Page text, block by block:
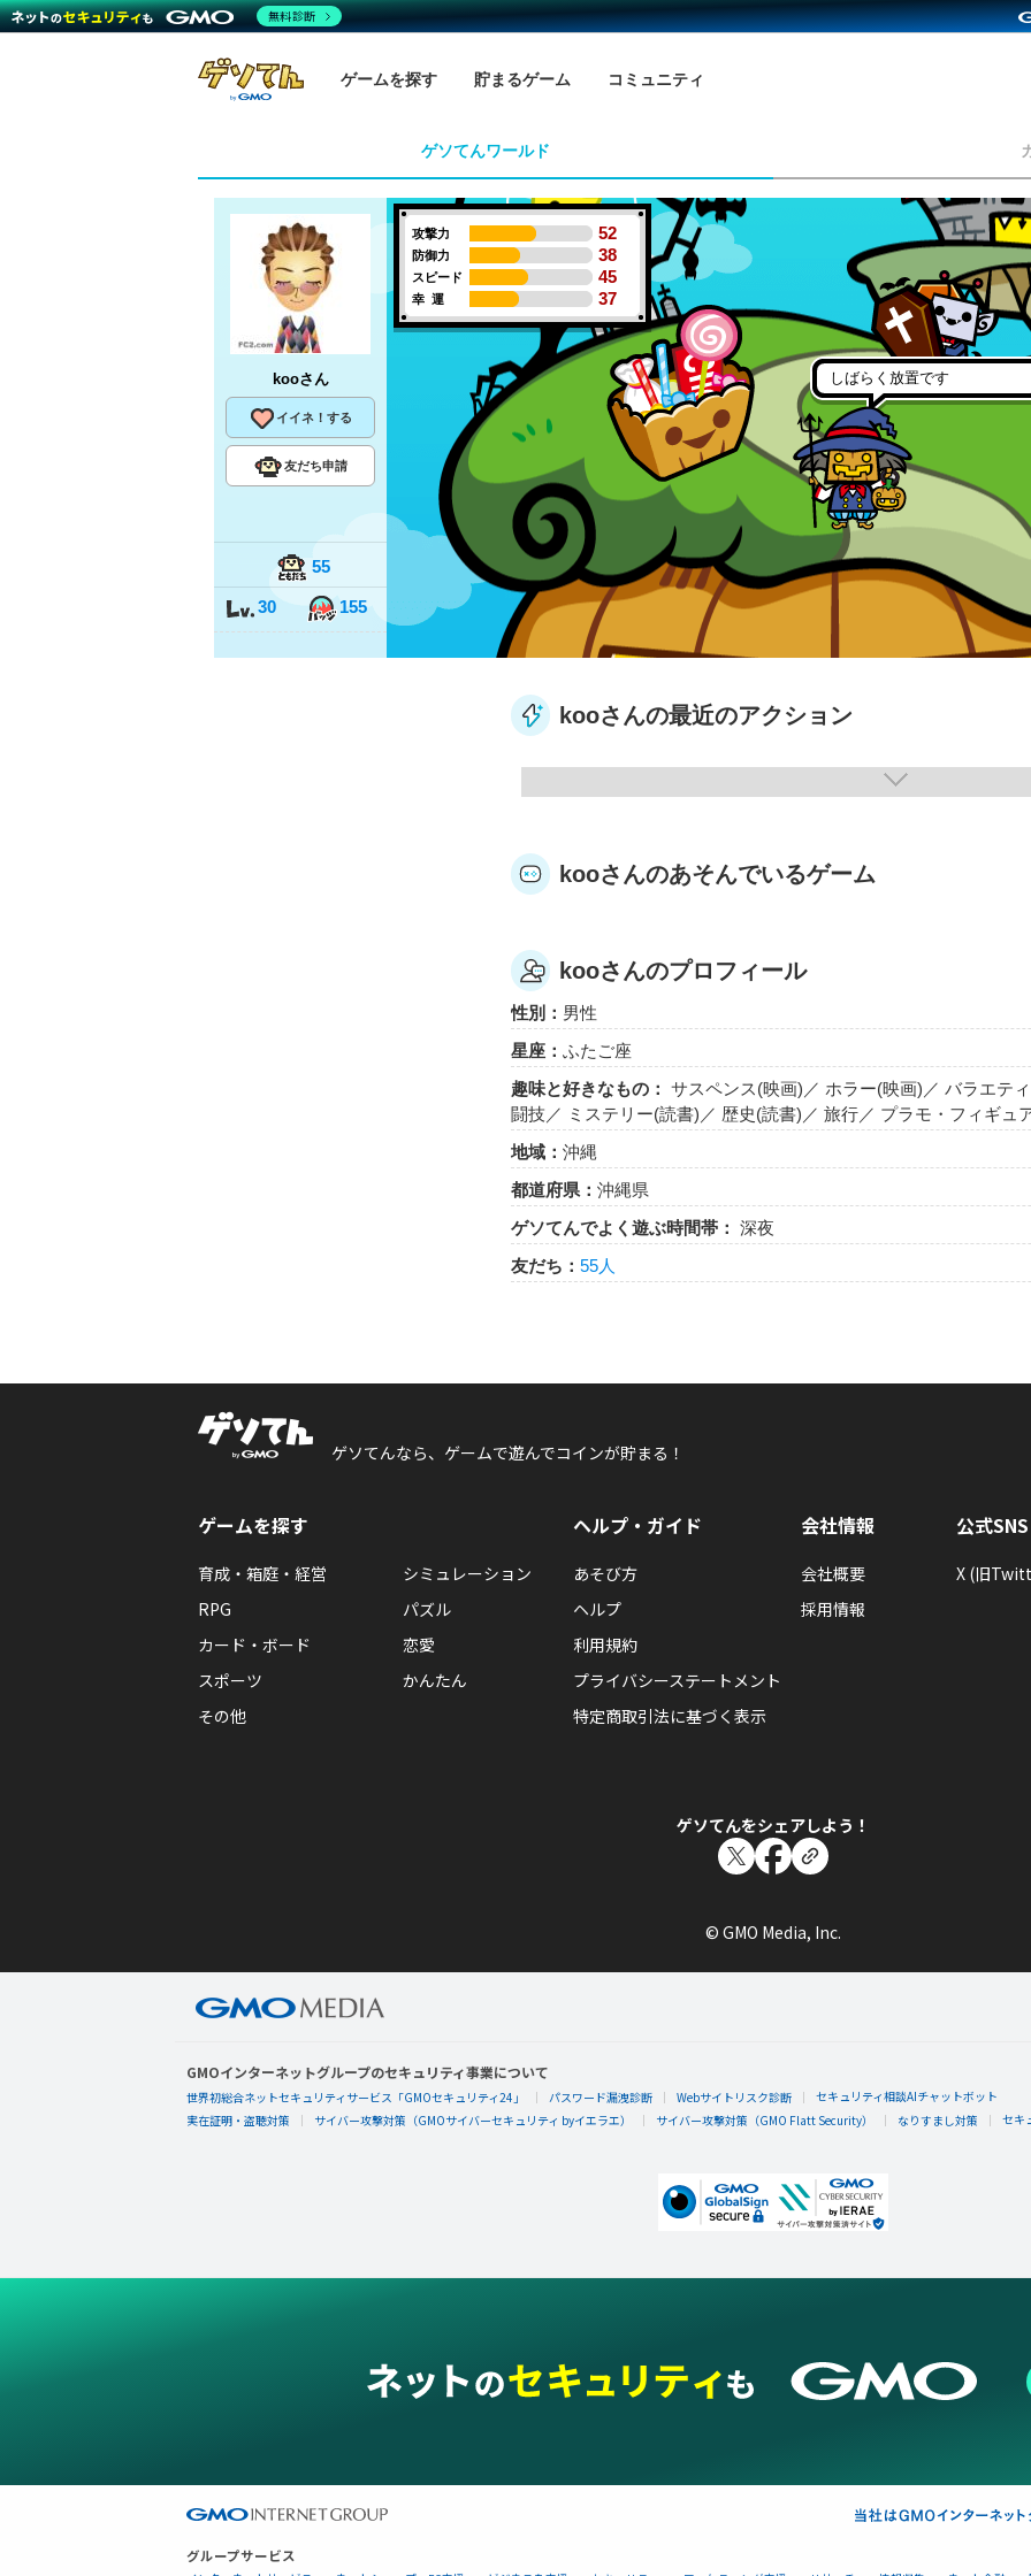
ゲームを探す 貯まるゲーム コミュニティ
ゲソてんワールド
kooさん
イイネ！する
友だち申請
55
30 155
攻撃力 52
防御力 38
スピード 45
幸 運 37
しばらく放置です
kooさんの最近のアクション
kooさんのあそんでいるゲーム
kooさんのプロフィール
性別： 男性
星座： ふたご座
趣味と好きなもの： サスペンス(映画)／ ホラー(映画)／ バラエテ
闘技／ ミステリー(読書)／ 歴史(読書)／ 旅行／ プラモ・フィギュ
地域： 沖縄
都道府県： 沖縄県
ゲソてんでよく遊ぶ時間帯： 深夜
友だち： 55人
ゲソてんなら、ゲームで遊んでコインが貯まる！
ゲームを探す
育成・箱庭・経営
シミュレーション
RPG
パズル
カード・ボード
恋愛
スポーツ
かんたん
その他
ヘルプ・ガイド
あそび方
ヘルプ
利用規約
プライバシーステートメント
特定商取引法に基づく表示
会社情報
会社概要
採用情報
公式SNS
X (旧
ゲソてんをシェアしよう！
© GMO Media, Inc.
GMOインターネットグループのセキュリティ事業について
世界初総合ネットセキュリティサービス「GMOセキュリティ24」 パスワード漏洩診断 Webサイトリスク診断
セキュリティ相談AIチャットボット
実在証明・盗聴対策
サイバー攻撃対策（GMOサイバーセキュリティ byイエラエ） サイバー攻撃対策（GMO Flatt Security） なりすまし対策 セキ
グループサービス
無料診断